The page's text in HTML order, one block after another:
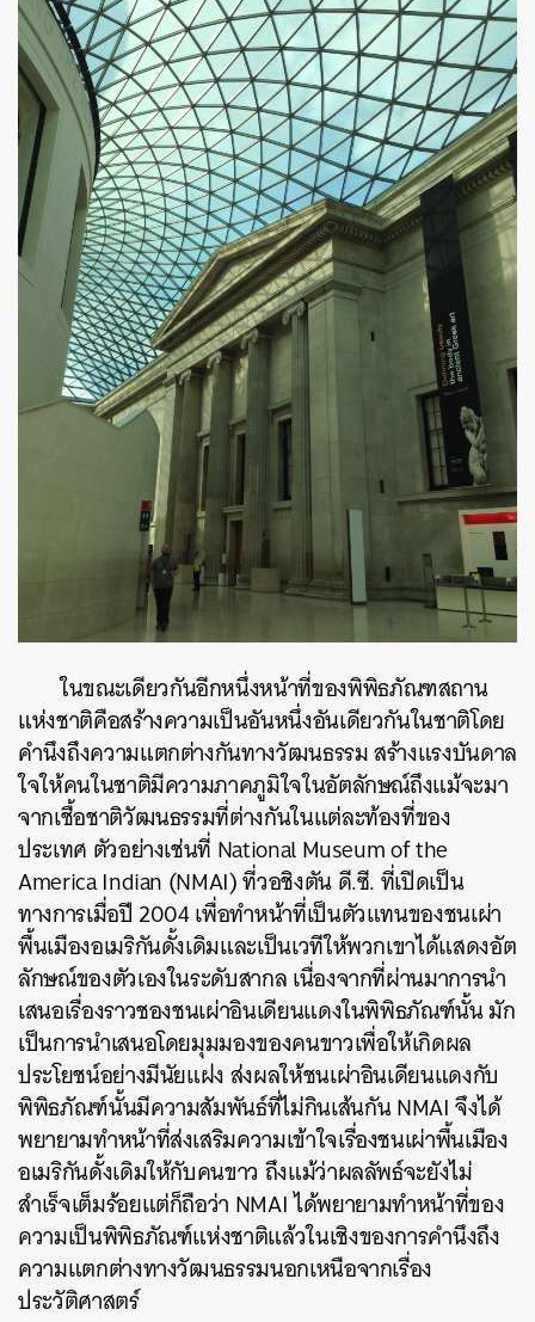
ในขณะเดียวกันอีกหนึ่งหน้าที่ของพิพิธภัณฑสถาน
แห่งชาติคือสร้างความเป็นอันหนึ่งอันเดียวกันในชาติโดย
คำนึงถึงความแตกต่างกันทางวัฒนธรรม สร้างแรงบันดาล
ใจให้คนในชาติมีความภาคภูมิใจในอัตลักษณ์ถึงแม้จะมา
จากเชื้อชาติวัฒนธรรมที่ต่างกันในแต่ละท้องที่ของ
ประเทศ ตัวอย่างเช่นที่ National Museum of the
America Indian (NMAI)ที่วอชิงตัน ดี.ซี. ที่เปิดเป็น
ทางการเมื่อปี 2004 เพื่อทำหน้าที่เป็นตัวแทนของชนเผ่า
พื้นเมืองอเมริกันดั้งเดิมและเป็นเวทีให้พวกเขาได้แสดงอัต
ลักษณ์ของตัวเองในระดับสากล เนื่องจากที่ผ่านมาการนำ
เสนอเรื่องราวชองชนเผ่าอินเดียนแดงในพิพิธภัณฑ์นั้น มัก
เป็นการนำเสนอโดยมุมมองของคนขาวเพื่อให้เกิดผล
ประโยชน์อย่างมีนัยแฝง ส่งผลให้ชนเผ่าอินเดียนแดงกับ
พิพิธภัณฑ์นั้นมีความสัมพันธ์ที่ไม่กินเส้นกันNMAIจึงได้
พยายามทำหน้าที่ส่งเสริมความเข้าใจเรื่องชนเผ่าพื้นเมือง
อเมริกันดั้งเดิมให้กับคนขาว ถึงแม้ว่าผลลัพธ์จะยังไม่
สำเร็จเต็มร้อยแต่ก็ถือว่า NMAI ได้พยายามทำหน้าที่ของ
ความเป็นพิพิธภัณฑ์แห่งชาติแล้วในเชิงของการคำนึงถึง
ความแตกต่างทางวัฒนธรรมนอกเหนือจากเรื่อง
ประวัติศาสตร์
ค้นหา
SHARE TWEET LINE EMAIL